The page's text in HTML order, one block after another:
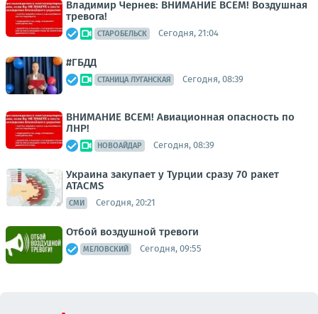
Владимир Чернев: ВНИМАНИЕ ВСЕМ! Воздушная
тревога!
СТАРОБЕЛЬСК Сегодня, 21:04
#ГБДД
СТАНИЦА ЛУГАНСКАЯ Сегодня, 08:39
ВНИМАНИЕ ВСЕМ! Авиационная опасность по
ЛНР!
НОВОАЙДАР Сегодня, 08:39
Украина закупает у Турции сразу 70 ракет
ATACMS
СМИ Сегодня, 20:21
Отбой воздушной тревоги
МЕЛОВСКИЙ Сегодня, 09:55